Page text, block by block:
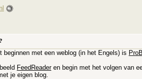
met een weblog (in het Engels) is
FeedReaderen begin met het volgen van
je eigen blog.